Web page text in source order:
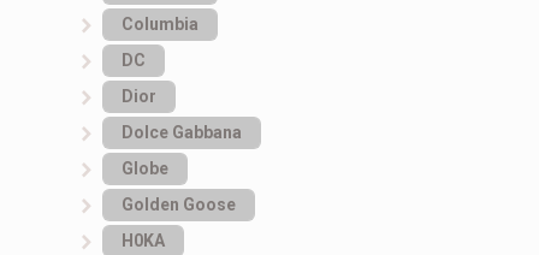
Columbia
DC
Dior
Dolce Gabbana
Globe
Golden Goose
H0KA